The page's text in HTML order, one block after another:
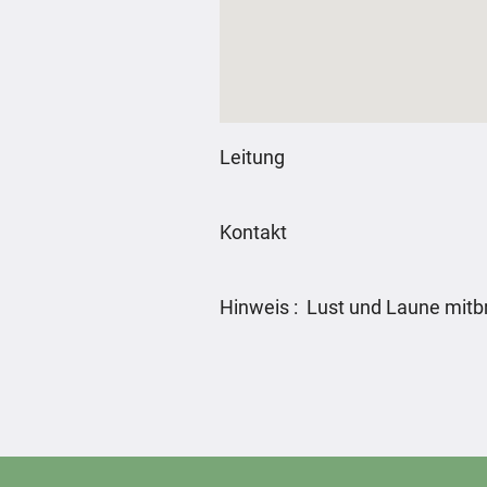
Leitung
Kontakt
Hinweis : Lust und Laune